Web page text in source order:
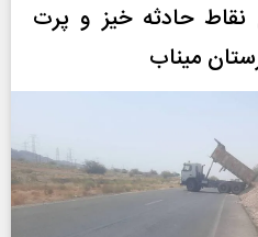
حادثه خیز و پرت
میناب